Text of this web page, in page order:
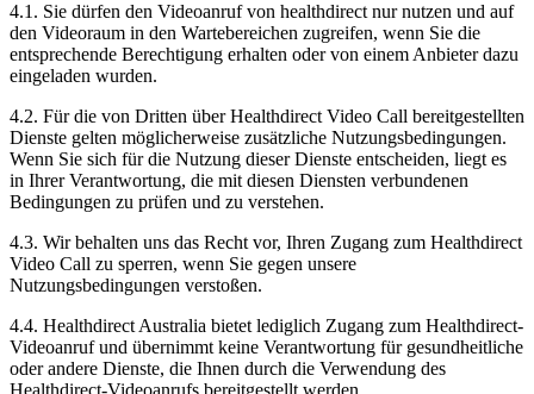
4.1 . Sie dürfen den Videoanruf von healthdirect nur nutzen und auf
den Videoraum in den Wartebereichen zugreifen, wenn Sie die
entsprechende Berechtigung erhalten oder von einem Anbieter dazu
eingeladen wurden.
4.2. Für die von Dritten über Healthdirect Video Call bereitgestellten
Dienste gelten möglicherweise zusätzliche Nutzungsbedingungen.
Wenn Sie sich für die Nutzung dieser Dienste entscheiden, liegt es
in Ihrer Verantwortung, die mit diesen Diensten verbundenen
Bedingungen zu prüfen und zu verstehen.
4.3. Wir behalten uns das Recht vor, Ihren Zugang zum Healthdirect
Video Call zu sperren, wenn Sie gegen unsere
Nutzungsbedingungen verstoßen.
4.4. Healthdirect Australia bietet lediglich Zugang zum Healthdirect-
Videoanruf und übernimmt keine Verantwortung für gesundheitliche
oder andere Dienste, die Ihnen durch die Verwendung des